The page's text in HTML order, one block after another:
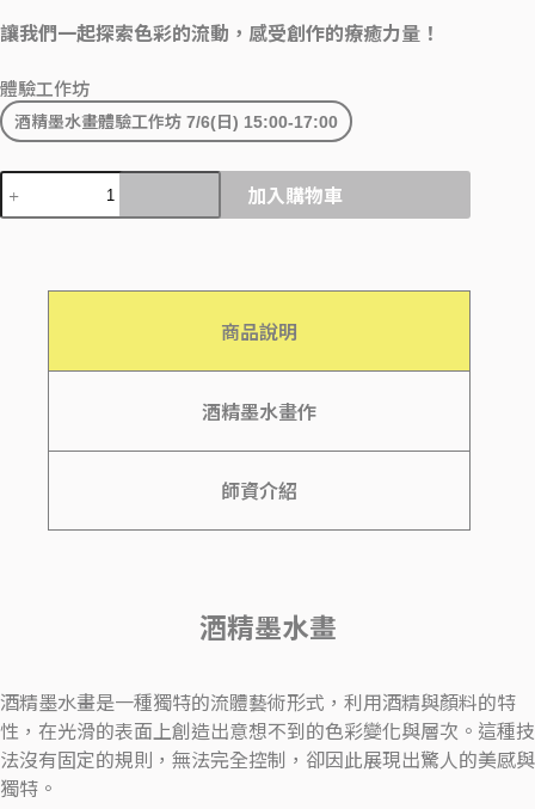
讓我們一起探索色彩的流動，感受創作的療癒力量！
體驗工作坊
酒精墨水畫體驗工作坊 7/6(日) 15:00-17:00
加入購物車
商品說明
酒精墨水畫作
師資介紹
酒精墨水畫
酒精墨水畫是一種獨特的流體藝術形式，利用酒精與顏料的特
性，在光滑的表面上創造出意想不到的色彩變化與層次。這種技
法沒有固定的規則，無法完全控制，卻因此展現出驚人的美感與
獨特。